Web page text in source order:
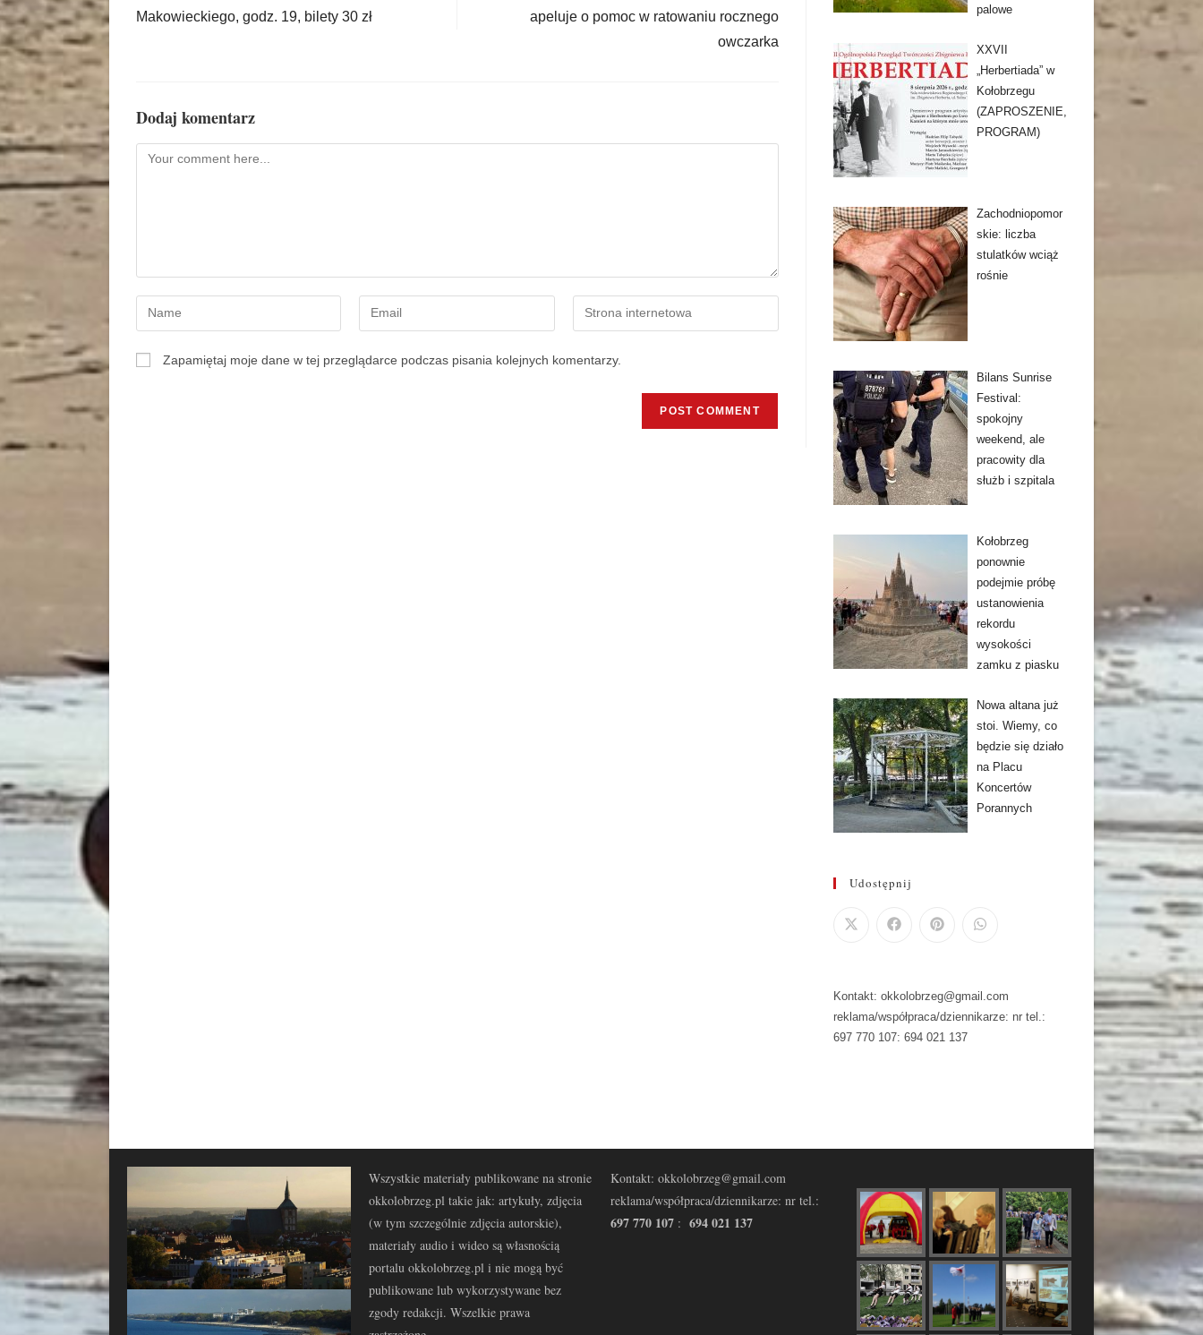
Makowieckiego, godz. 19, bilety 30 zł
apeluje o pomoc w ratowaniu rocznego
owczarka
Dodaj komentarz
Zapamiętaj moje dane w tej przeglądarce podczas pisania kolejnych komentarzy.
palowe
XXVII
„Herbertiada” w
Kołobrzegu
(ZAPROSZENIE,
PROGRAM)
Zachodniopomor
skie: liczba
stulatków wciąż
rośnie
Bilans Sunrise
Festival:
spokojny
weekend, ale
pracowity dla
służb i szpitala
Kołobrzeg
ponownie
podejmie próbę
ustanowienia
rekordu
wysokości
zamku z piasku
Nowa altana już
stoi. Wiemy, co
będzie się działo
na Placu
Koncertów
Porannych
Udostępnij
Kontakt: okkolobrzeg@gmail.com
reklama/współpraca/dziennikarze: nr tel.:
697 770 107: 694 021 137
Wszystkie materiały publikowane na stronie
okkolobrzeg.pl takie jak: artykuły, zdjęcia
(w tym szczególnie zdjęcia autorskie),
materiały audio i wideo są własnością
portalu okkolobrzeg.pl i nie mogą być
publikowane lub wykorzystywane bez
zgody redakcji. Wszelkie prawa
Kontakt: okkolobrzeg@gmail.com
reklama/współpraca/dziennikarze: nr tel.:
697 770 107 : 694 021 137